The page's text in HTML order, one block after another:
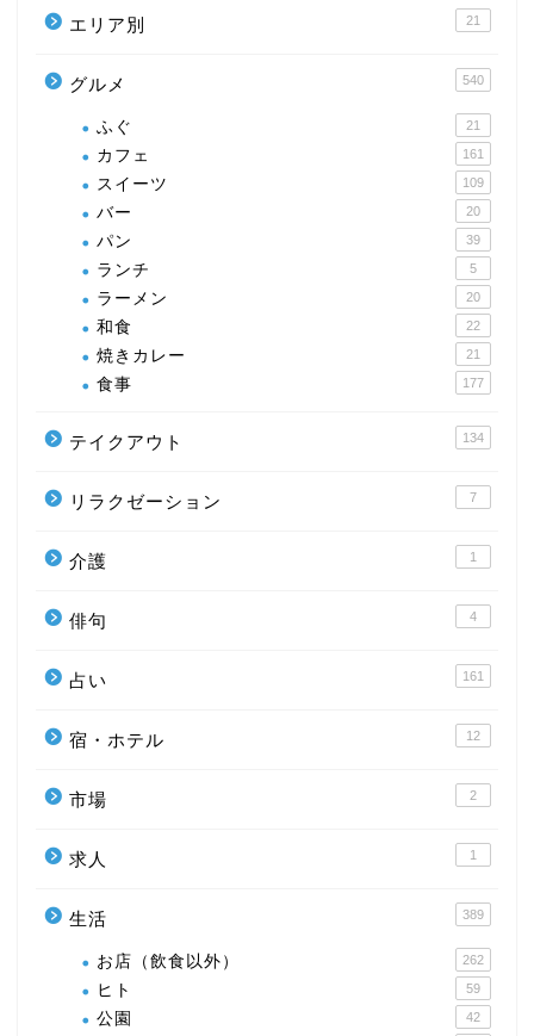
エリア別 21
グルメ 540
ふぐ 21
カフェ 161
スイーツ 109
バー 20
パン 39
ランチ 5
ラーメン 20
和食 22
焼きカレー 21
食事 177
テイクアウト 134
リラクゼーション 7
介護 1
俳句 4
占い 161
宿・ホテル 12
市場 2
求人 1
生活 389
お店（飲食以外） 262
ヒト 59
公園 42